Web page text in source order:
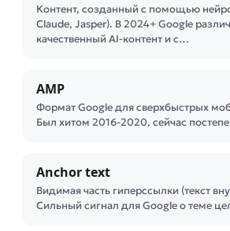
Контент, созданный с помощью
Claude, Jasper). В 2024+ Google
качественный AI-контент и с…
AMP
Формат Google для сверхбыстрых
Был хитом 2016-2020, сейчас
Anchor text
Видимая часть гиперссылки (текст
Сильный сигнал для Google о теме